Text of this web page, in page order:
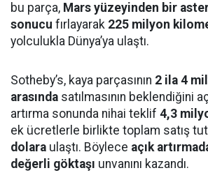
bu parça, Mars yüzeyinden bir
sonucu fırlayarak 225 milyon
yolculukla Dünya’ya ulaştı.
Sotheby’s, kaya parçasının 2 ila 4
arasında satılmasının beklendiğini
artırma sonunda nihai teklif 4,3
ek ücretlerle birlikte toplam satış
dolara ulaştı. Böylece açık
değerli göktaşı unvanını kazandı.